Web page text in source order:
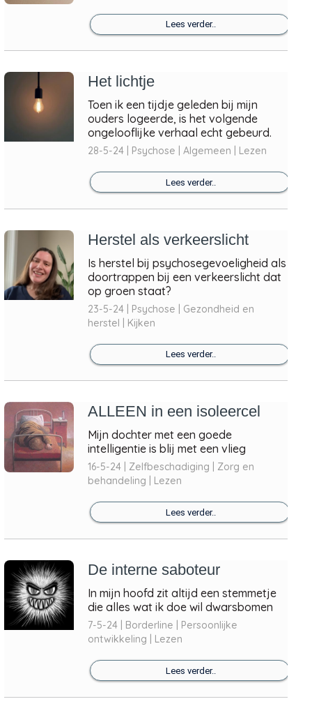
Lees verder..
Het lichtje
Toen ik een tijdje geleden bij mijn
ouders logeerde, is het volgende
ongelooflijke verhaal echt gebeurd.
28-5-24 | Psychose | Algemeen | Lezen
Lees verder..
Herstel als verkeerslicht
Is herstel bij psychosegevoeligheid als
doortrappen bij een verkeerslicht dat
op groen staat?
23-5-24 | Psychose | Gezondheid en
herstel | Kijken
Lees verder..
ALLEEN in een isoleercel
Mijn dochter met een goede
intelligentie is blij met een vlieg
16-5-24 | Zelfbeschadiging | Zorg en
behandeling | Lezen
Lees verder..
De interne saboteur
In mijn hoofd zit altijd een stemmetje
die alles wat ik doe wil dwarsbomen
7-5-24 | Borderline | Persoonlijke
ontwikkeling | Lezen
Lees verder..